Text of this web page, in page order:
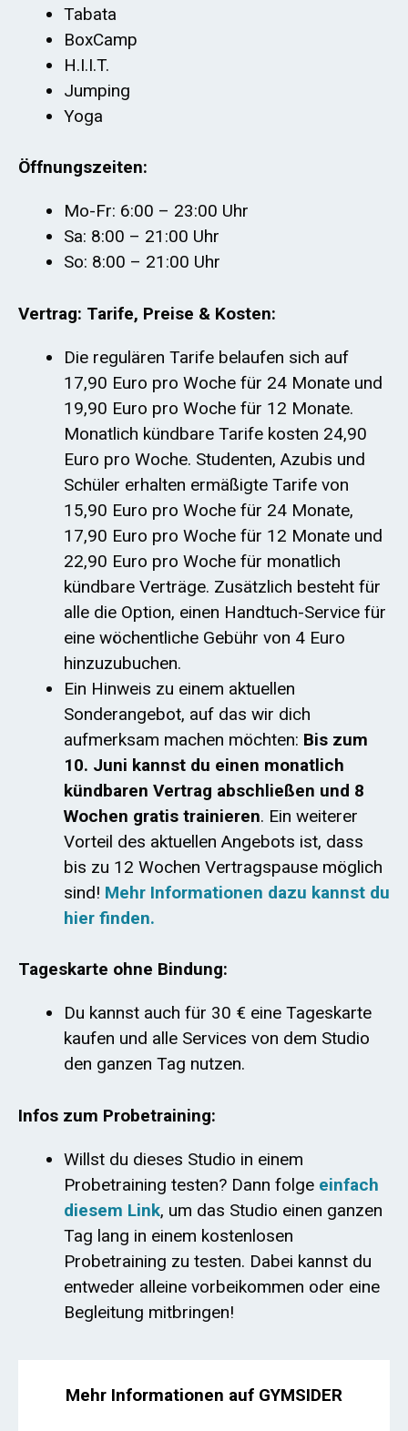
Tabata
BoxCamp
H.I.I.T.
Jumping
Yoga
Öffnungszeiten:
Mo-Fr: 6:00 – 23:00 Uhr
Sa: 8:00 – 21:00 Uhr
So: 8:00 – 21:00 Uhr
Vertrag: Tarife, Preise & Kosten:
Die regulären Tarife belaufen sich auf
17,90 Euro pro Woche für 24 Monate und
19,90 Euro pro Woche für 12 Monate.
Monatlich kündbare Tarife kosten 24,90
Euro pro Woche. Studenten, Azubis und
Schüler erhalten ermäßigte Tarife von
15,90 Euro pro Woche für 24 Monate,
17,90 Euro pro Woche für 12 Monate und
22,90 Euro pro Woche für monatlich
kündbare Verträge. Zusätzlich besteht für
alle die Option, einen Handtuch-Service für
eine wöchentliche Gebühr von 4 Euro
hinzuzubuchen.
Ein Hinweis zu einem aktuellen
Sonderangebot, auf das wir dich
aufmerksam machen möchten: Bis zum
10. Juni kannst du einen monatlich
kündbaren Vertrag abschließen und 8
Wochen gratis trainieren. Ein weiterer
Vorteil des aktuellen Angebots ist, dass
bis zu 12 Wochen Vertragspause möglich
sind! Mehr Informationen dazu kannst du
hier finden.
Tageskarte ohne Bindung:
Du kannst auch für 30 € eine Tageskarte
kaufen und alle Services von dem Studio
den ganzen Tag nutzen.
Infos zum Probetraining:
Willst du dieses Studio in einem
Probetraining testen? Dann folge einfach
diesem Link, um das Studio einen ganzen
Tag lang in einem kostenlosen
Probetraining zu testen. Dabei kannst du
entweder alleine vorbeikommen oder eine
Begleitung mitbringen!
Mehr Informationen auf GYMSIDER